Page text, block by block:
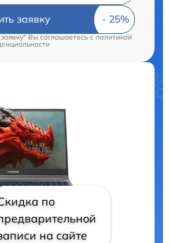
заявку
Вы соглашаетесь cполитикой
по
на сайте